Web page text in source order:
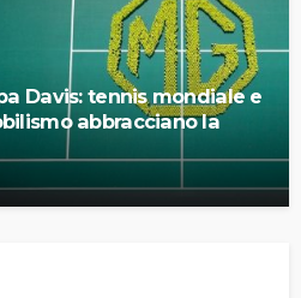
Davis: tennis mondiale e
abbracciano la